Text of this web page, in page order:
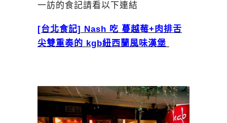
一訪的食記請看以下連結
[台北食記] Nash 吃 蔓越莓+肉排舌
尖雙重奏的 kgb紐西蘭風味漢堡